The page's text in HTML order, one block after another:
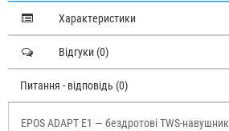
Характеристики
Відгуки (0)
Питання - відповідь (0)
EPOS ADAPT E1 — бездротові TWS-